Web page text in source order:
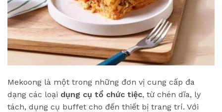
Mekoong là một trong những đơn vị cung cấp đa
dạng các loại dụng cụ tổ chức tiệc, từ chén dĩa, ly
tách, dụng cụ buffet cho đến thiết bị trang trí. Với